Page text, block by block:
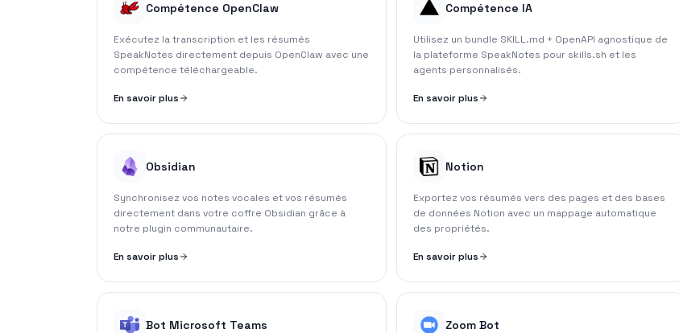
Compétence OpenClaw
Exécutez la transcription et les résumés
SpeakNotes directement depuis OpenClaw avec une
compétence téléchargeable.
En savoir plus
Compétence IA
Utilisez un bundle SKILL.md + OpenAPI agnostique de
la plateforme SpeakNotes pour skills.sh et les
agents personnalisés.
En savoir plus
Obsidian
Synchronisez vos notes vocales et vos résumés
directement dans votre coffre Obsidian grâce à
notre plugin communautaire.
En savoir plus
Notion
Exportez vos résumés vers des pages et des bases
de données Notion avec un mappage automatique
des propriétés.
En savoir plus
Bot Microsoft Teams Zoom Bot